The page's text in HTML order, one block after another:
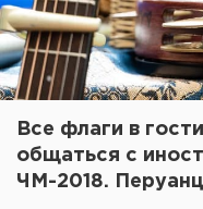
Все флаги в
общаться с
ЧМ-2018.